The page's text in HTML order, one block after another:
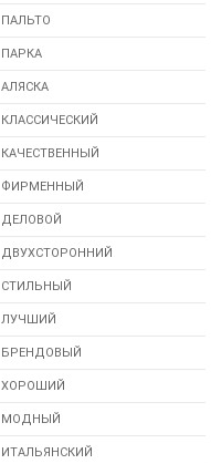
ПАЛЬТО
ПАРКА
АЛЯСКА
КЛАССИЧЕСКИЙ
КАЧЕСТВЕННЫЙ
ФИРМЕННЫЙ
ДЕЛОВОЙ
ДВУХСТОРОННИЙ
СТИЛЬНЫЙ
ЛУЧШИЙ
БРЕНДОВЫЙ
ХОРОШИЙ
МОДНЫЙ
ИТАЛЬЯНСКИЙ